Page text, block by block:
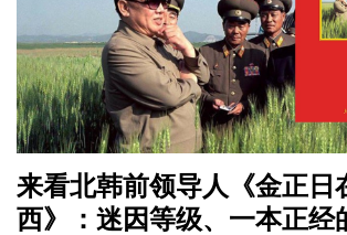
来看北韩前领导人《金正日
西》：迷因等级、一本正经